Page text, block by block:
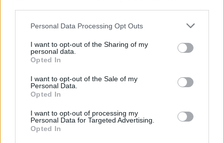
Personal Data Processing Opt Outs
I want to opt-out of the Sharing of my
personal data.
Opted In
I want to opt-out of the Sale of my
Personal Data.
Opted In
I want to opt-out of processing my
Personal Data for Targeted Advertising.
Opted In